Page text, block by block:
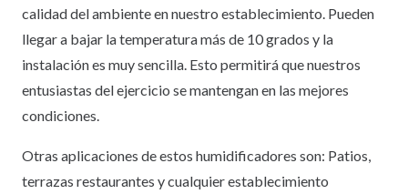
calidad del ambiente en nuestro establecimiento. Pueden
llegar a bajar la temperatura más de 10 grados y la
instalación es muy sencilla. Esto permitirá que nuestros
entusiastas del ejercicio se mantengan en las mejores
condiciones.
Otras aplicaciones de estos humidificadores son: Patios,
terrazas restaurantes y cualquier establecimiento